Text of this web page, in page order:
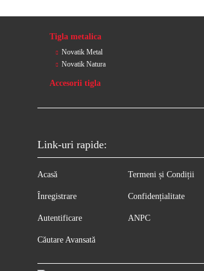
Tigla metalica
Novatik Metal
Novatik Natura
Accesorii tigla
Link-uri rapide:
Acasă
Înregistrare
Autentificare
Căutare Avansată
Termeni și Condiții
Confidențialitate
ANPC